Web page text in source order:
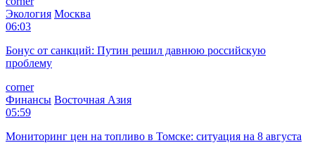
Экология Москва
06:03
Бонус от санкций: Путин решил давнюю российскую
проблему
corner
Финансы Восточная Азия
05:59
Мониторинг цен на топливо в Томске: ситуация на 8 августа